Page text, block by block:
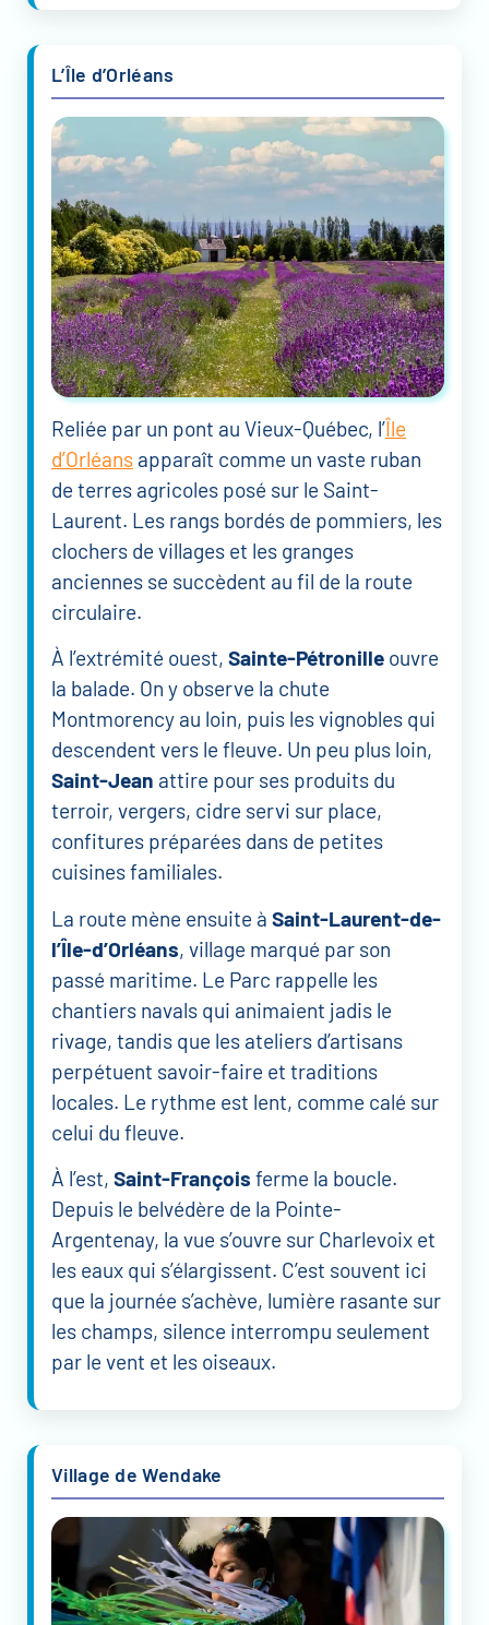
L’Île d’Orléans
Reliée par un pont au Vieux-Québec, l’Île
d’Orléans apparaît comme un vaste ruban
de terres agricoles posé sur le Saint-
Laurent. Les rangs bordés de pommiers, les
clochers de villages et les granges
anciennes se succèdent au fil de la route
circulaire.
À l’extrémité ouest, Sainte-Pétronille ouvre
la balade. On y observe la chute
Montmorency au loin, puis les vignobles qui
descendent vers le fleuve. Un peu plus loin,
Saint-Jean attire pour ses produits du
terroir, vergers, cidre servi sur place,
confitures préparées dans de petites
cuisines familiales.
La route mène ensuite à Saint-Laurent-de-
l’Île-d’Orléans, village marqué par son
passé maritime. Le Parc rappelle les
chantiers navals qui animaient jadis le
rivage, tandis que les ateliers d’artisans
perpétuent savoir-faire et traditions
locales. Le rythme est lent, comme calé sur
celui du fleuve.
À l’est, Saint-François ferme la boucle.
Depuis le belvédère de la Pointe-
Argentenay, la vue s’ouvre sur Charlevoix et
les eaux qui s’élargissent. C’est souvent ici
que la journée s’achève, lumière rasante sur
les champs, silence interrompu seulement
par le vent et les oiseaux.
Village de Wendake